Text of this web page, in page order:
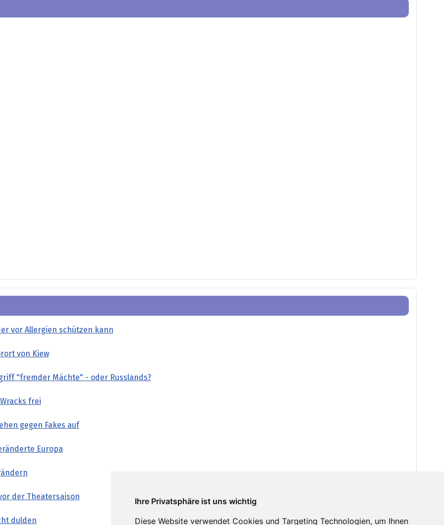
Ihre Privatsphäre ist uns wichtig
Diese Website verwendet Cookies und Targeting Technologien, um Ihnen
vor Allergien schützen kann
von Kiew
"fremder Mächte" - oder Russlands?
frei
gegen Fakes auf
Europa
der Theatersaison
dulden